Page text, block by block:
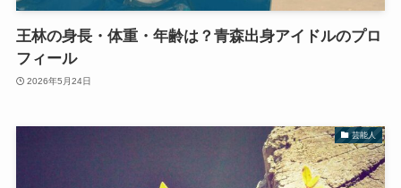
王林の身長・体重・年齢は？青森出身アイドルのプロ
フィール
2026年5月24日
芸能人